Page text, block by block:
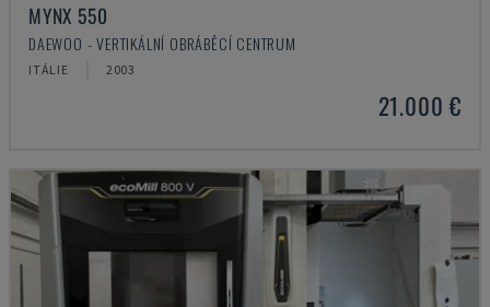
MYNX 550
DAEWOO - VERTIKÁLNÍ OBRÁBĚCÍ CENTRUM
ITÁLIE 2003
21.000 €